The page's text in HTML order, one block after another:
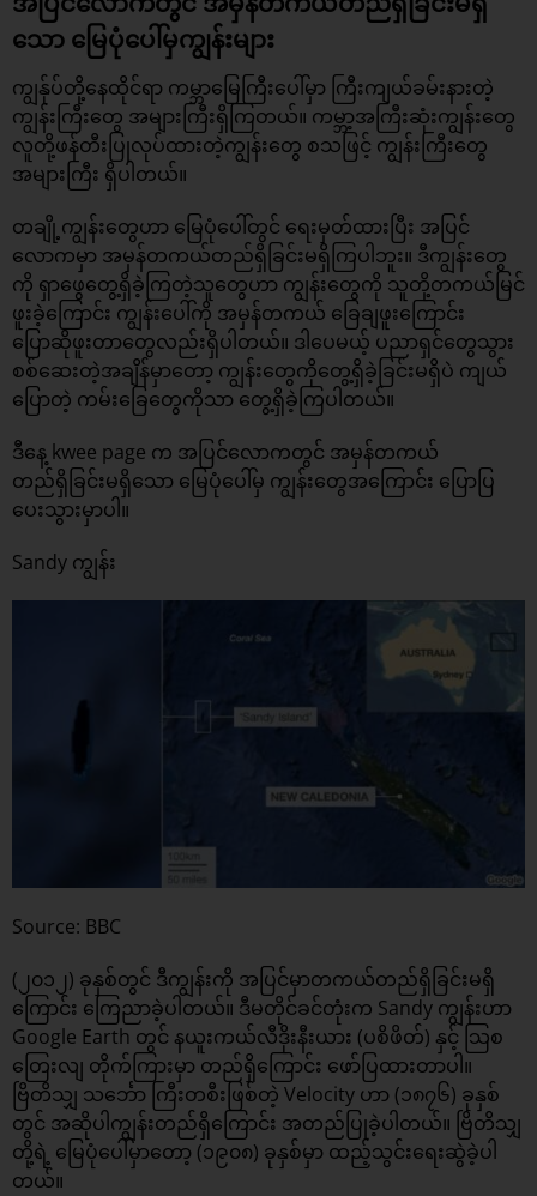
သော မြေပုံပေါ်မှကျွန်းများ
ကျွန်ုပ်တို့နေထိုင်ရာ ကမ္ဘာမြေကြီးပေါ်မှာ ကြီးကျယ်ခမ်းနားတဲ့
ကျွန်းကြီးတွေ အများကြီးရှိကြတယ်။ ကမ္ဘာ့အကြီးဆုံးကျွန်းတွေ
လူတို့ဖန်တီးပြုလုပ်ထားတဲ့ကျွန်းတွေ စသဖြင့် ကျွန်းကြီးတွေ
အများကြီး ရှိပါတယ်။
တချို့ကျွန်းတွေဟာ မြေပုံပေါ်တွင် ရေးမှတ်ထားပြီး အပြင်
လောကမှာ အမှန်တကယ်တည်ရှိခြင်းမရှိကြပါဘူး။ ဒီကျွန်းတွေ
ကို ရှာဖွေတွေ့ရှိခဲ့ကြတဲ့သူတွေဟာ ကျွန်းတွေကို သူတို့တကယ်မြင်
ဖူးခဲ့ကြောင်း ကျွန်းပေါ်ကို အမှန်တကယ် ခြေချဖူးကြောင်း
ပြောဆိုဖူးတာတွေလည်းရှိပါတယ်။ ဒါပေမယ့် ပညာရှင်တွေသွား
စစ်ဆေးတဲ့အချိန်မှာတော့ ကျွန်းတွေကိုတွေ့ရှိခဲ့ခြင်းမရှိပဲ ကျယ်
ပြောတဲ့ ကမ်းခြေတွေကိုသာ တွေ့ရှိခဲ့ကြပါတယ်။
ဒီနေ့ kwee page က အပြင်လောကတွင် အမှန်တကယ်
တည်ရှိခြင်းမရှိသော မြေပုံပေါ်မှ ကျွန်းတွေအကြောင်း ပြောပြ
ပေးသွားမှာပါ။
Sandy ကျွန်း
Source: BBC
(၂၀၁၂) ခုနှစ်တွင် ဒီကျွန်းကို အပြင်မှာတကယ်တည်ရှိခြင်းမရှိ
ကြောင်း ကြေညာခဲ့ပါတယ်။ ဒီမတိုင်ခင်တုံးက Sandy ကျွန်းဟာ
Google Earth တွင် နယူးကယ်လီဒိုးနီးယား (ပစိဖိတ်) နှင့် သြစ
တြေးလျ တိုက်ကြားမှာ တည်ရှိကြောင်း ဖော်ပြထားတာပါ။
ဗြိတိသျှ သင်္ဘော ကြီးတစီးဖြစ်တဲ့ Velocity ဟာ (၁၈၇၆) ခုနှစ်
တွင် အဆိုပါကျွန်းတည်ရှိကြောင်း အတည်ပြုခဲ့ပါတယ်။ ဗြိတိသျှ
တို့ရဲ့ မြေပုံပေါ်မှာတော့ (၁၉၀၈) ခုနှစ်မှာ ထည့်သွင်းရေးဆွဲခဲ့ပါ
တယ်။